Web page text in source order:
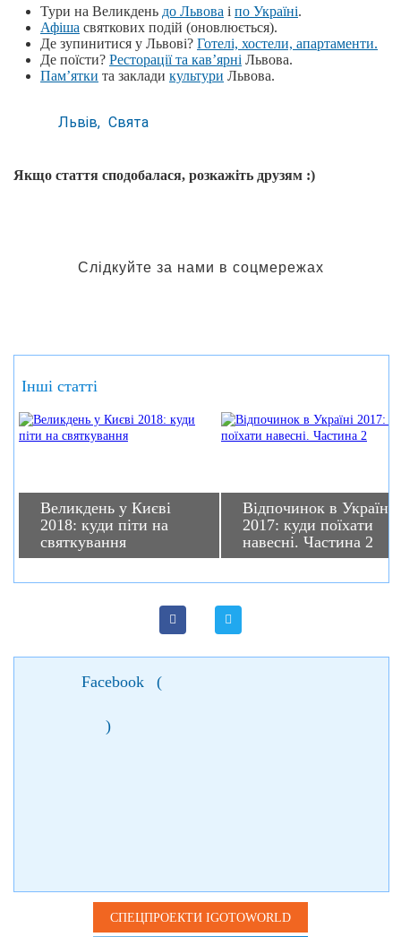
Тури на Великдень до Львова і по Україні.
Афіша святкових подій (оновлюється).
Де зупинитися у Львові? Готелі, хостели, апартаменти.
Де поїсти? Ресторації та кав’ярні Львова.
Пам’ятки та заклади культури Львова.
Львів Свята
Якщо стаття сподобалася, розкажіть друзям :)
Слідкуйте за нами в соцмережах
Інші статті
Великдень у Києві
2018: куди піти на
святкування
Відпочинок в Україні
2017: куди поїхати
навесні. Частина 2
Facebook (
)
СПЕЦПРОЕКТИ IGOTOWORLD